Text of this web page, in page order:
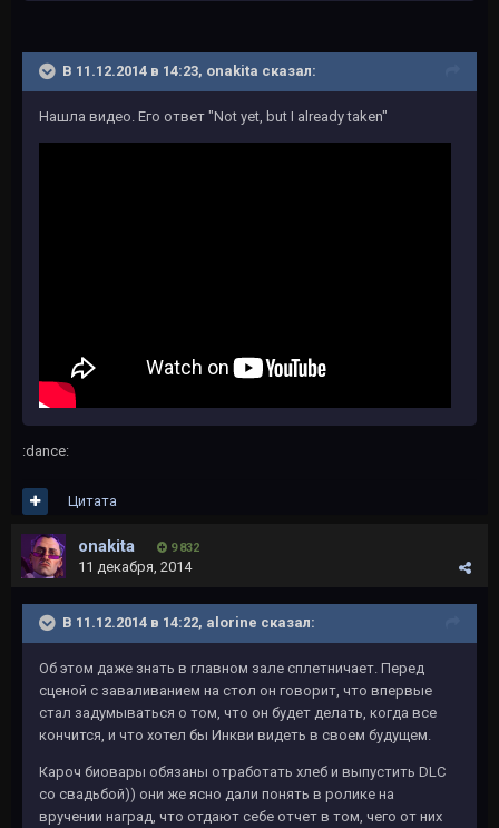
В 11.12.2014 в 14:23, onakita сказал:
Нашла видео. Его ответ "Not yet, but I already taken"
:dance:
Цитата
onakita 9 832
11 декабря, 2014
В 11.12.2014 в 14:22, alorine сказал:
Об этом даже знать в главном зале сплетничает. Перед
сценой с заваливанием на стол он говорит, что впервые
стал задумываться о том, что он будет делать, когда все
кончится, и что хотел бы Инкви видеть в своем будущем.
Кароч биовары обязаны отработать хлеб и выпустить DLC
со свадьбой)) они же ясно дали понять в ролике на
вручении наград, что отдают себе отчет в том, чего от них